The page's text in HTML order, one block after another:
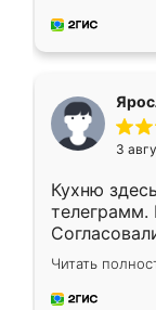
предложил
3
Кухню
телеграмм.
недели
довольны
мебель за
Читать